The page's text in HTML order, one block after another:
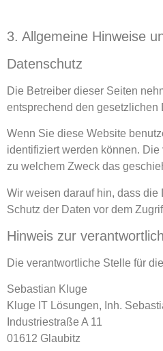
3. Allgemeine Hinweise
Datenschutz
Die Betreiber dieser Seiten
entsprechend den gesetzlichen
Wenn Sie diese Website
identifiziert werden können.
zu welchem Zweck das
Wir weisen darauf hin, dass
Schutz der Daten vor dem
Hinweis zur
Die verantwortliche Stelle für
Sebastian Kluge
Kluge IT Lösungen, Inh.
Industriestraße A 11
01612 Glaubitz